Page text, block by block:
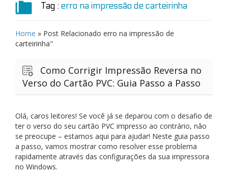
Tag :erro na impressão de carteirinha
Home » Post Relacionado erro na impressão de
carteirinha"
Como Corrigir Impressão Reversa no
Verso do Cartão PVC: Guia Passo a Passo
Olá, caros leitores! Se você já se deparou com o desafio de
ter o verso do seu cartão PVC impresso ao contrário, não
se preocupe – estamos aqui para ajudar! Neste guia passo
a passo, vamos mostrar como resolver esse problema
rapidamente através das configurações da sua impressora
no Windows.